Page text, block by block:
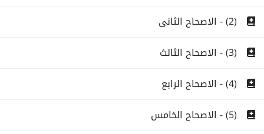
(2) - الاصحاح الثانى
(3) - الاصحاح الثالث
(4) - الاصحاح الرابع
(5) - الاصحاح الخامس